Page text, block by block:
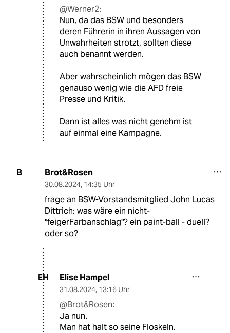
@Werner2:
Nun, da das BSW und besonders
deren Führerin in ihren Aussagen von
Unwahrheiten strotzt, sollten diese
auch benannt werden.
Aber wahrscheinlich mögen das BSW
genauso wenig wie die AFD freie
Presse und Kritik.
Dann ist alles was nicht genehm ist
auf einmal eine Kampagne.
B Brot&Rosen
30.08.2024, 14:35 Uhr
frage an BSW-Vorstandsmitglied John Lucas
Dittrich: was wäre ein nicht-
"feigerFarbanschlag"? ein paint-ball - duell?
oder so?
EH Elise Hampel
31.08.2024, 13:16 Uhr
@Brot&Rosen:
Ja nun.
Man hat halt so seine Floskeln.